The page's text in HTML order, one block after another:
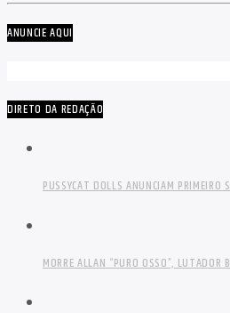
ANUNCIE AQUI
DIRETO DA REDAÇÃO
PUSSYCAT DOLLS ANUNCIAM PRIMEIRO
MORRE ALLAN “PURO OSSO”, LUTADOR